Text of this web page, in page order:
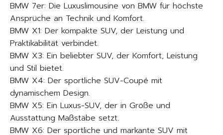
BMW 7er: Die Luxuslimousine von BMW für höchste
Ansprüche an Technik und Komfort.
BMW X1: Der kompakte SUV, der Leistung und
Praktikabilität verbindet.
BMW X3: Ein beliebter SUV, der Komfort, Leistung
und Stil bietet.
BMW X4: Der sportliche SUV-Coupé mit
dynamischem Design.
BMW X5: Ein Luxus-SUV, der in Größe und
Ausstattung Maßstäbe setzt.
BMW X6: Der sportliche und markante SUV mit